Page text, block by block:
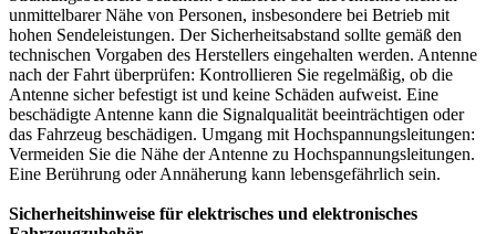
unmittelbarer Nähe von Personen, insbesondere bei Betrieb mit
hohen Sendeleistungen. Der Sicherheitsabstand sollte gemäß den
technischen Vorgaben des Herstellers eingehalten werden. Antenne
nach der Fahrt überprüfen: Kontrollieren Sie regelmäßig, ob die
Antenne sicher befestigt ist und keine Schäden aufweist. Eine
beschädigte Antenne kann die Signalqualität beeinträchtigen oder
das Fahrzeug beschädigen. Umgang mit Hochspannungsleitungen:
Vermeiden Sie die Nähe der Antenne zu Hochspannungsleitungen.
Eine Berührung oder Annäherung kann lebensgefährlich sein.
Sicherheitshinweise für elektrisches und elektronisches